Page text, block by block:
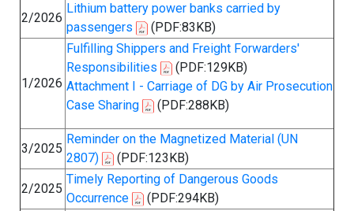
2/2026
Lithium battery power banks carried by
passengers
(PDF:83KB)
1/2026
Fulfilling Shippers and Freight Forwarders'
Responsibilities
(PDF:129KB)
Attachment I - Carriage of DG by Air Prosecution
Case Sharing
(PDF:288KB)
3/2025
Reminder on the Magnetized Material (UN
2807)
(PDF:123KB)
2/2025
Timely Reporting of Dangerous Goods
Occurrence
(PDF:294KB)